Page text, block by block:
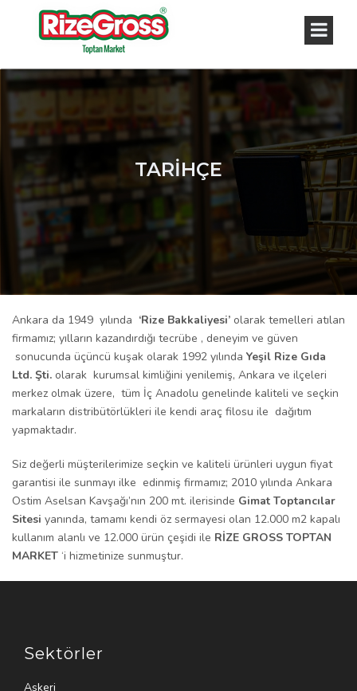
TARİHÇE
Ankara da 1949 yılında ‘Rize Bakkaliyesi’ olarak temelleri atılan
firmamız; yılların kazandırdığı tecrübe , deneyim ve güven
sonucunda üçüncü kuşak olarak 1992 yılında Yeşil Rize Gıda
Ltd. Şti. olarak kurumsal kimliğini yenilemiş, Ankara ve ilçeleri
merkez olmak üzere, tüm İç Anadolu genelinde kaliteli ve seçkin
markaların distribütörlükleri ile kendi araç filosu ile dağıtım
yapmaktadır.
Siz değerli müşterilerimize seçkin ve kaliteli ürünleri uygun fiyat
garantisi ile sunmayı ilke edinmiş firmamız; 2010 yılında Ankara
Ostim Aselsan Kavşağı’nın 200 mt. ilerisinde Gimat Toptancılar
Sitesi yanında, tamamı kendi öz sermayesi olan 12.000 m2 kapalı
kullanım alanlı ve 12.000 ürün çeşidi ile RİZE GROSS TOPTAN
MARKET ‘i hizmetinize sunmuştur.
Sektörler
Askeri